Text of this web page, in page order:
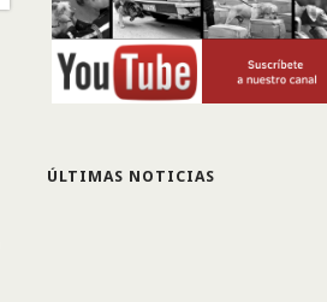
ÚLTIMAS NOTICIAS